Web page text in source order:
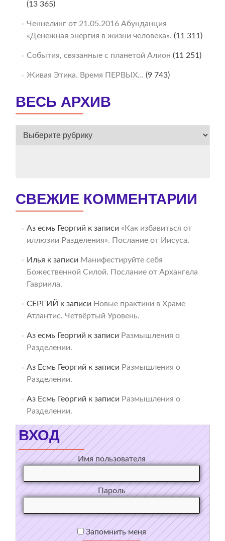
(13 365)
Ченнелинг от 21.05.2016 Абунданция
«Денежная энергия в жизни человека». (11 311)
События, связанные с планетой Алион (11 251)
Живая Этика. Время ПЕРВЫХ… (9 743)
ВЕСЬ АРХИВ
ВЕСЬ
СВЕЖИЕ КОММЕНТАРИИ
Аз есмь Георгий к записи «Как избавиться от
иллюзии Разделения». Послание от Иисуса.
Илья к записи Манифестируйте себя
Божественной Силой. Послание от Архангела
Гавриила.
СЕРГИЙ к записи Новые практики в Храме
Атлантис. Четвёртый Уровень.
Аз есмь Георгий к записи Размышления о
Разделении.
Аз Есмь Георгий к записи Размышления о
Разделении.
Аз Есмь Георгий к записи Размышления о
Разделении.
ВХОД
Имя пользователя
Пароль
Запомнить меня